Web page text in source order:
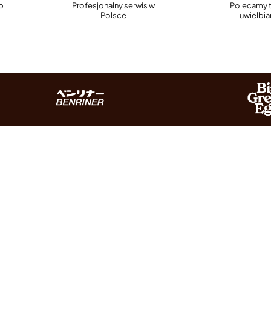
Profesjonalny serwis w
Polsce
Polecamy